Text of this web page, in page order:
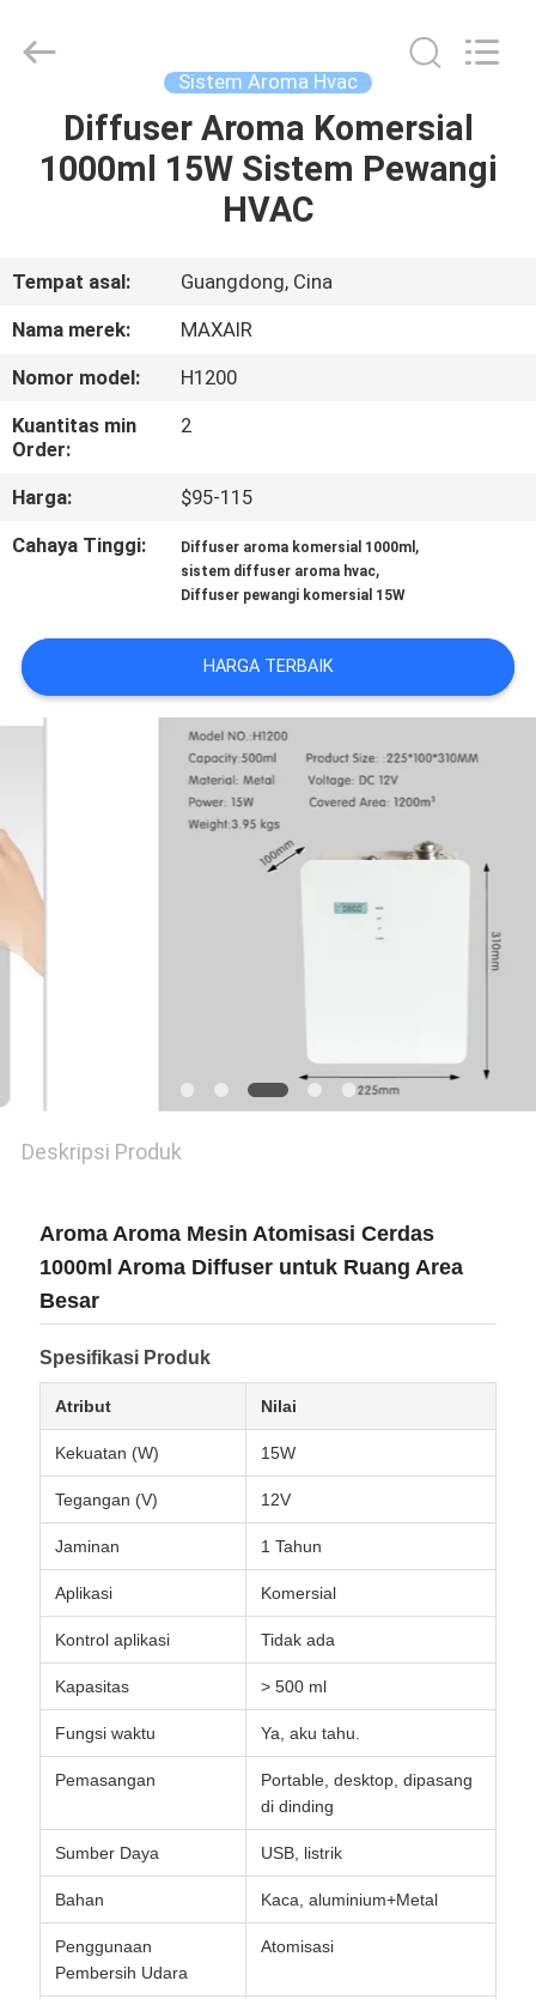
RUMAH
TENTANG
KAMI
TUR
PABRIK
KONTROL
KUALITAS
HUBUNGI
KAMI
PERMINTAAN
PENAWARAN
SHOPPING
ONLINE
SITEMAP
POLICY
Sistem Aroma Hvac
Diffuser Aroma Komersial
1000ml 15W Sistem Pewangi
HVAC
Tempat asal:
Guangdong, Cina
Nama merek:
MAXAIR
Nomor model:
H1200
Kuantitas min
Order:
2
Harga:
$95-115
Cahaya Tinggi:
Diffuser aroma komersial 1000ml ,
sistem diffuser aroma hvac,
Diffuser pewangi komersial 15W
HARGA TERBAIK
Deskripsi Produk
Aroma Aroma Mesin Atomisasi Cerdas
1000ml Aroma Diffuser untuk Ruang Area
Besar
Spesifikasi Produk
Atribut Nilai
Kekuatan (W) 15W
Tegangan (V) 12V
Jaminan 1 Tahun
Aplikasi Komersial
Kontrol aplikasi Tidak ada
Kapasitas > 500 ml
Fungsi waktu Ya, aku tahu.
Pemasangan
Portable, desktop, dipasang
di dinding
Sumber Daya USB, listrik
Bahan Kaca, aluminium+Metal
Penggunaan
Pembersih Udara
Atomisasi